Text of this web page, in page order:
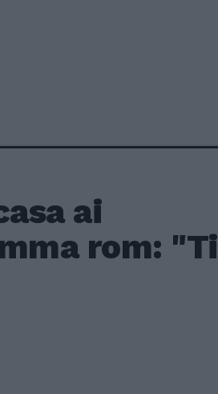
ai
rom: "Ti